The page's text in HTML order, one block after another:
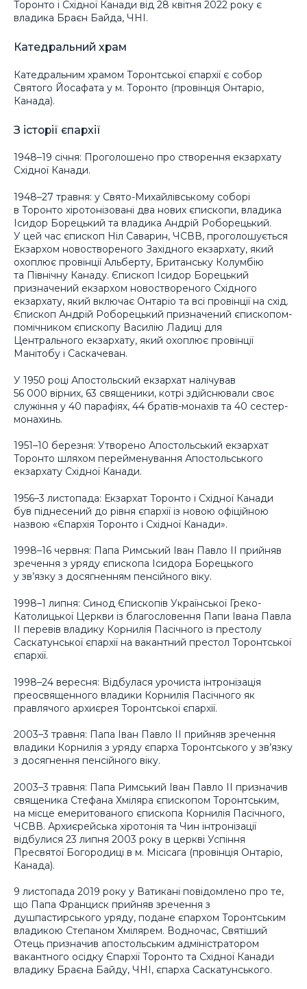
Торонто і Східної Канади від 28 квітня 2022 року є
владика Браєн Байда, ЧНІ.
Катедральний храм
Катедральним храмом Торонтської єпархії є собор
Святого Йосафата у м. Торонто (провінція Онтаріо,
Канада).
З історії єпархії
1948–19 січня: Проголошено про створення екзархату
Східної Канади.
1948–27 травня: у Свято-Михайлівському соборі
в Торонто хіротонізовані два нових єпископи, владика
Ісидор Борецький та владика Андрій Роборецький.
У цей час єпископ Ніл Саварин, ЧСВВ, проголошується
Екзархом новоствореного Західного екзархату, який
охоплює провінції Альберту, Британську Колумбію
та Північну Канаду. Єпископ Ісидор Борецький
призначений екзархом новоствореного Східного
екзархату, який включає Онтаріо та всі провінції на схід.
Єпископ Андрій Роборецький призначений єпископом-
помічником єпископу Василію Ладиці для
Центрального екзархату, який охоплює провінції
Манітобу і Саскачеван.
У 1950 році Апостольский екзархат налічував
56 000 вірних, 63 священики, котрі здійснювали своє
служіння у 40 парафіях, 44 братів-монахів та 40 сестер-
монахинь.
1951–10 березня: Утворено Апостольський екзархат
Торонто шляхом перейменування Апостольського
екзархату Східної Канади.
1956–3 листопада: Екзархат Торонто і Східної Канади
був піднесений до рівня єпархії із новою офіційною
назвою «Єпархія Торонто і Східної Канади».
1998–16 червня: Папа Римський Іван Павло II прийняв
зречення з уряду єпископа Ісидора Борецького
у зв’язку з досягненням пенсійного віку.
1998–1 липня: Синод Єпископів Української Греко-
Католицької Церкви із благословення Папи Івана Павла
II перевів владику Корнилія Пасічного із престолу
Саскатунської єпархії на вакантний престол Торонтської
єпархії.
1998–24 вересня: Відбулася урочиста інтронізація
преосвященного владики Корнилія Пасічного як
правлячого архиєрея Торонтської єпархії.
2003–3 травня: Папа Іван Павло II прийняв зречення
владики Корнилія з уряду єпарха Торонтського у зв’язку
з досягнення пенсійного віку.
2003–3 травня: Папа Римський Іван Павло ІІ призначив
священика Стефана Хміляра єпископом Торонтським,
на місце емеритованого єпископа Корнилія Пасічного,
ЧСВВ. Архиєрейська хіротонія та Чин інтронізації
відбулися 23 липня 2003 року в церкві Успіння
Пресвятої Богородиці в м. Місісага (провінція Онтаріо,
Канада).
9 листопада 2019 року у Ватикані повідомлено про те,
що Папа Франциск прийняв зречення з
душпастирського уряду, подане єпархом Торонтським
владикою Степаном Хмілярем. Водночас, Святіший
Отець призначив апостольським адміністратором
вакантного осідку Єпархії Торонто та Східної Канади
владику Браєна Байду, ЧНІ, єпарха Саскатунського.